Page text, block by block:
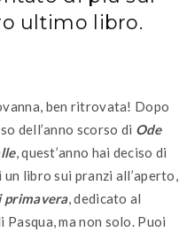
ultimo libro.
ben ritrovata! Dopo
dell’anno scorso di Ode
, quest’anno hai deciso di
libro sui pranzi all’aperto,
primavera, dedicato al
Pasqua, ma non solo. Puoi